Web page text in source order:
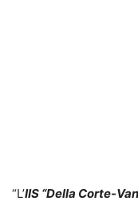
“L’IIS “Della Corte-